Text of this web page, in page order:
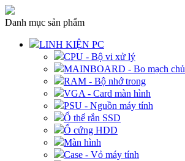
Danh mục sản phẩm
LINH KIỆN PC
CPU - Bộ vi xử lý
MAINBOARD - Bo mạch chủ
RAM - Bộ nhớ trong
VGA - Card màn hình
PSU - Nguồn máy tính
Ổ thể rắn SSD
Ổ cứng HDD
Màn hình
Case - Vỏ máy tính